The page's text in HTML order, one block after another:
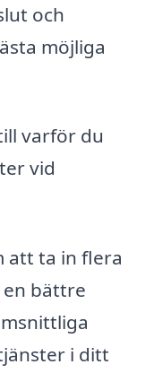
och
möjliga
varför du
vid
att ta in flera
bättre
i ditt